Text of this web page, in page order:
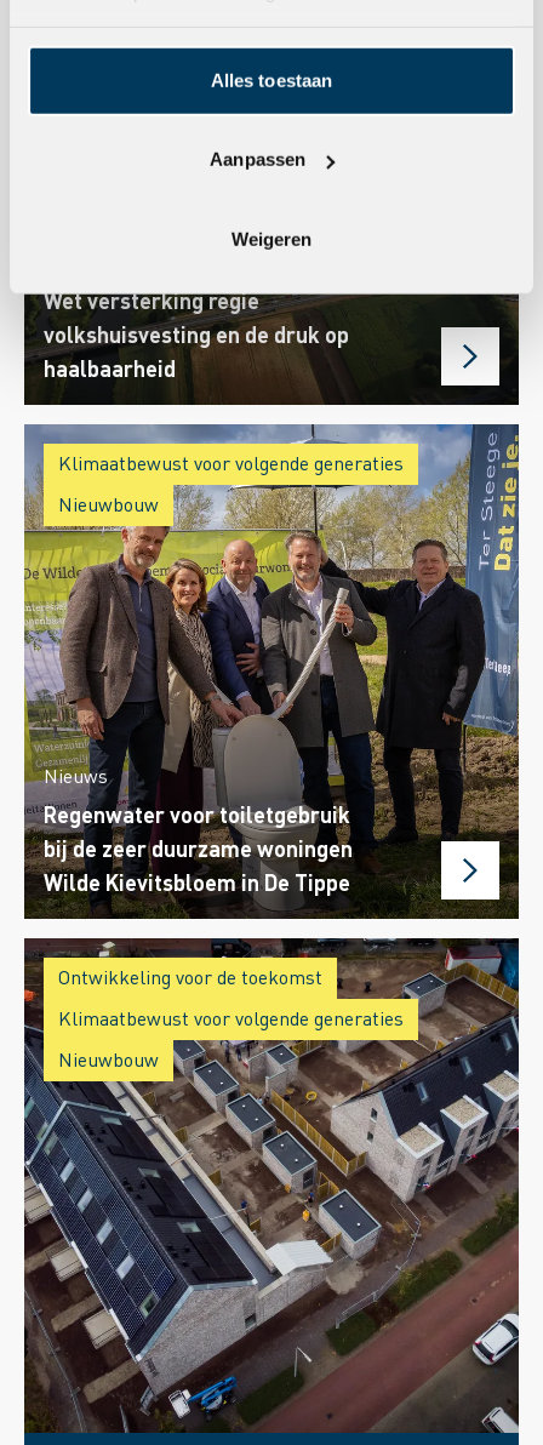
Alles toestaan
Aanpassen
Weigeren
Wet versterking regie
volkshuisvesting en de druk op
haalbaarheid
Nieuws
Regenwater voor toiletgebruik
bij de zeer duurzame woningen
Wilde Kievitsbloem in De Tippe
Klimaatbewust voor volgende generaties
Nieuwbouw
Ontwikkeling voor de toekomst
Klimaatbewust voor volgende generaties
Nieuwbouw